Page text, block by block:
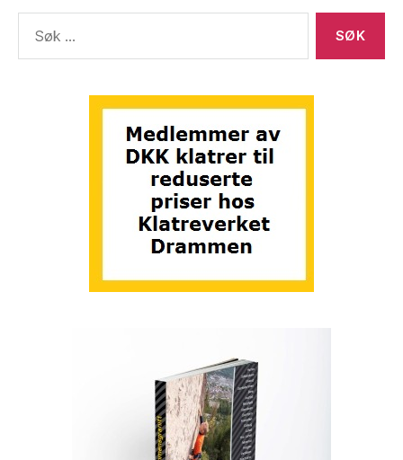
etter: